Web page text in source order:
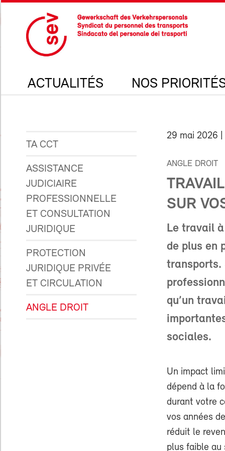
ACTUALITÉS NOS
TA CCT
ASSISTANCE
JUDICIAIRE
PROFESSIONNELLE
ET CONSULTATION
JURIDIQUE
PROTECTION
JURIDIQUE PRIVÉE
ET CIRCULATION
ANGLE DROIT
29 mai 2026
ANGLE DROIT
SUR
Le travail
de plus en
transports.
qu’un
sociales.
Un impact
dépend à la
durant votre
vos années
réduit le
plus faible au